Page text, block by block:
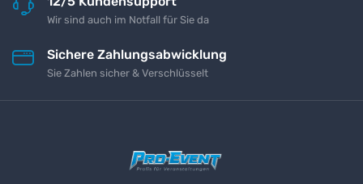
Wir sind auch im Notfall für Sie da
Sichere Zahlungsabwicklung
Sie Zahlen sicher & Verschlüsselt